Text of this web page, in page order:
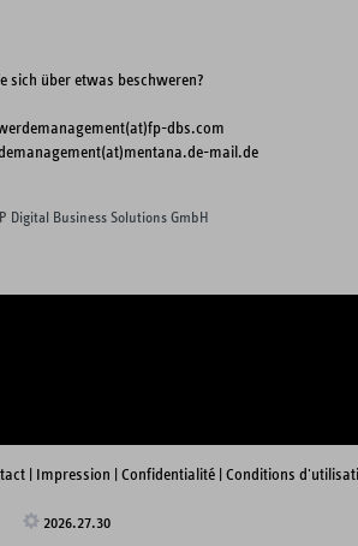
sich über etwas beschweren?
dbs.com
mail.de
Digital Business Solutions GmbH
| Impression Confidentialité| Conditions
2026.27.30